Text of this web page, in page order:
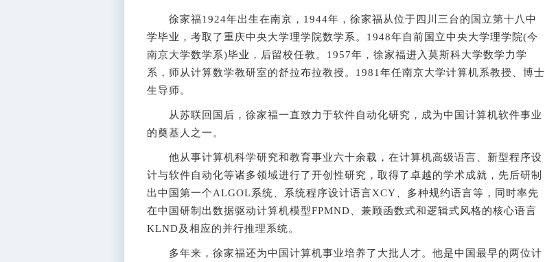
徐家福1924年出生在南京，1944年，徐家福从位于四川三台的国立第十八中
学毕业，考取了重庆中央大学理学院数学系。1948年自前国立中央大学理学院(今
南京大学数学系)毕业，后留校任教。1957年，徐家福进入莫斯科大学数学力学
系，师从计算数学教研室的舒拉布拉教授。1981年任南京大学计算机系教授、博士
生导师。
从苏联回国后，徐家福一直致力于软件自动化研究，成为中国计算机软件事业
的奠基人之一。
他从事计算机科学研究和教育事业六十余载，在计算机高级语言、新型程序设
计与软件自动化等诸多领域进行了开创性研究，取得了卓越的学术成就，先后研制
出中国第一个ALGOL系统、系统程序设计语言XCY、多种规约语言等，同时率先
在中国研制出数据驱动计算机模型FPMND、兼顾函数式和逻辑式风格的核心语言
KLND及相应的并行推理系统。
多年来，徐家福还为中国计算机事业培养了大批人才。他是中国最早的两位计